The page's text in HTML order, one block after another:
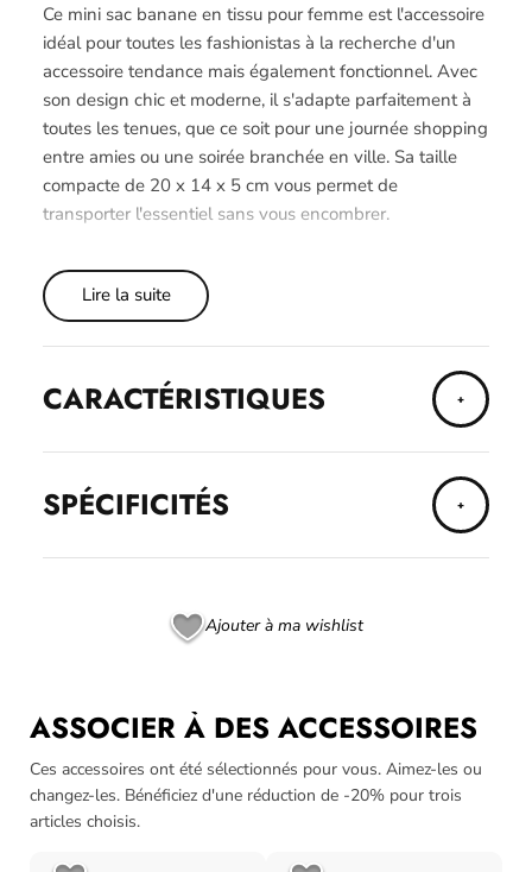
Ce mini sac banane en tissu pour femme est l'accessoire
idéal pour toutes les fashionistas à la recherche d'un
accessoire tendance mais également fonctionnel. Avec
son design chic et moderne, il s'adapte parfaitement à
toutes les tenues, que ce soit pour une journée shopping
entre amies ou une soirée branchée en ville. Sa taille
compacte de 20 x 14 x 5 cm vous permet de
transporter l'essentiel sans vous encombrer.
Lire la suite
CARACTÉRISTIQUES
SPÉCIFICITÉS
Ajouter à ma wishlist
ASSOCIER À DES ACCESSOIRES
Ces accessoires ont été sélectionnés pour vous. Aimez-les ou
changez-les. Bénéficiez d'une réduction de -20% pour trois
articles choisis.